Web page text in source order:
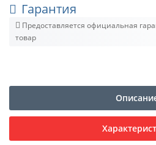
Гарантия
Предоставляется официальная
товар